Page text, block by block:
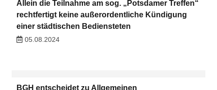
Allein die Teilnahme am sog. „Potsdamer Treffen“
rechtfertigt keine außerordentliche Kündigung
einer städtischen Bediensteten
05.08.2024
BGH entscheidet zu Allgemeinen